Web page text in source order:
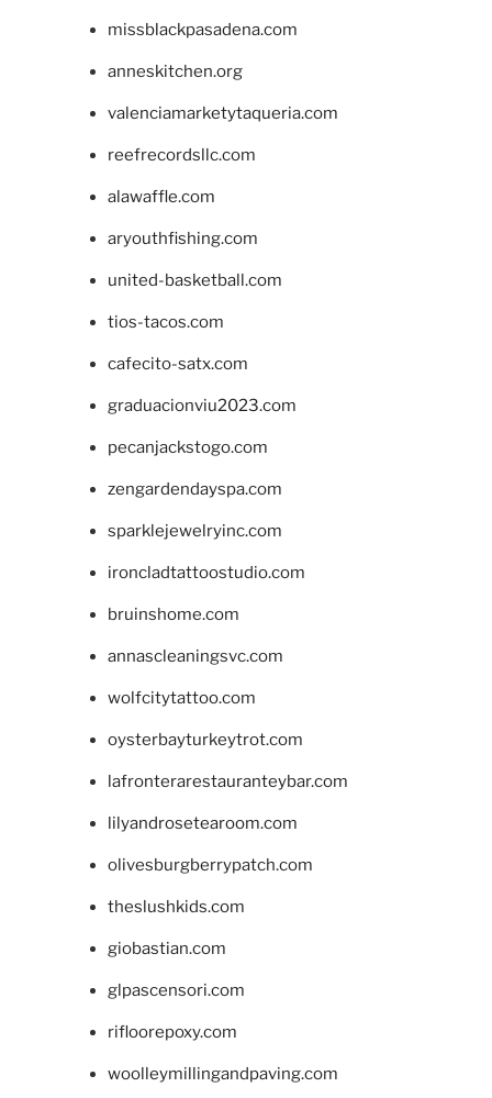
missblackpasadena.com
anneskitchen.org
valenciamarketytaqueria.com
reefrecordsllc.com
alawaffle.com
aryouthfishing.com
united-basketball.com
tios-tacos.com
cafecito-satx.com
graduacionviu2023.com
pecanjackstogo.com
zengardendayspa.com
sparklejewelryinc.com
ironcladtattoostudio.com
bruinshome.com
annascleaningsvc.com
wolfcitytattoo.com
oysterbayturkeytrot.com
lafronterarestauranteybar.com
lilyandrosetearoom.com
olivesburgberrypatch.com
theslushkids.com
giobastian.com
glpascensori.com
rifloorepoxy.com
woolleymillingandpaving.com